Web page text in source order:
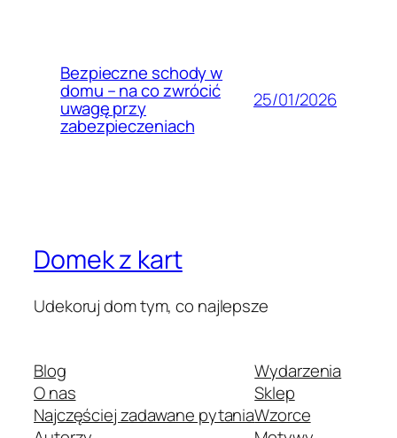
Bezpieczne schody w
domu – na co zwrócić
uwagę przy
zabezpieczeniach
25/01/2026
Domek z kart
Udekoruj dom tym, co najlepsze
Blog
O nas
Najczęściej zadawane pytania
Wydarzenia
Sklep
Wzorce